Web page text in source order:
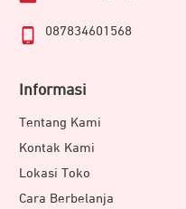
087834601568
Informasi
Tentang Kami
Kontak Kami
Lokasi Toko
Cara Berbelanja